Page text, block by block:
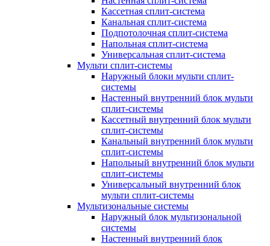
Кассетная сплит-система
Канальная сплит-система
Подпотолочная сплит-система
Напольная сплит-система
Универсальная сплит-система
Мульти сплит-системы
Наружный блоки мульти сплит-
системы
Настенный внутренний блок мульти
сплит-системы
Кассетный внутренний блок мульти
сплит-системы
Канальный внутренний блок мульти
сплит-системы
Напольный внутренний блок мульти
сплит-системы
Универсальный внутренний блок
мульти сплит-системы
Мультизональные системы
Наружный блок мультизональной
системы
Настенный внутренний блок